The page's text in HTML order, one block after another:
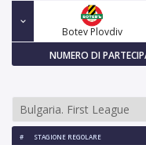
Botev Plovdiv
NUMERO DI
# STAGIONE REGOLARE